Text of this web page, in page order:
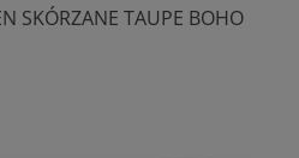
SKÓRZANE TAUPE BOHO